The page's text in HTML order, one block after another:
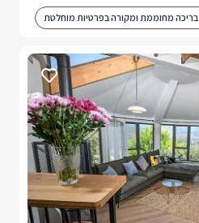
בריכה מחוממת ומקורה בפרטיות מוחלטת